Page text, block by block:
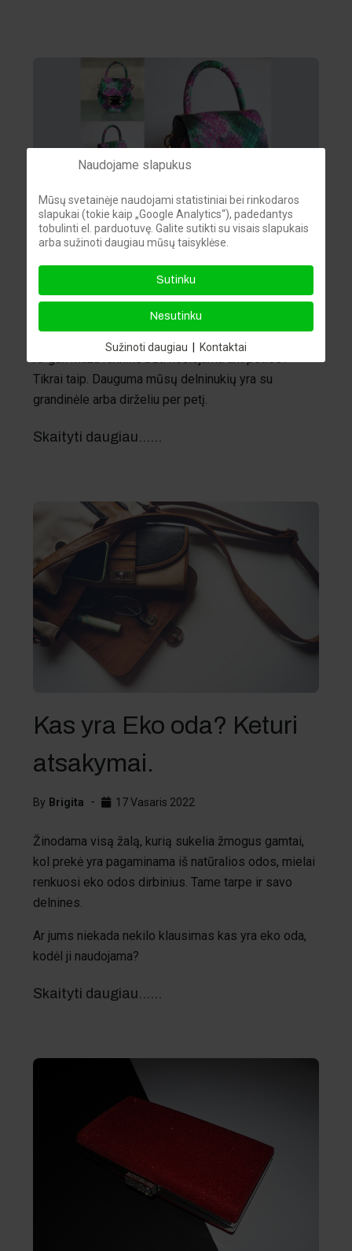
Reikia rankinės per petį?
07 Geg 2022
Ar gali maža rankinė būti nešiojama ant peties?
Tikrai taip. Dauguma mūsų delninukių yra su
grandinėle arba dirželiu per petį.
Skaityti daugiau...…
Kas yra Eko oda? Keturi
atsakymai.
By Brigita 17 Vasaris 2022
Žinodama visą žalą, kurią sukelia žmogus gamtai,
kol prekė yra pagaminama iš natūralios odos, mielai
renkuosi eko odos dirbinius. Tame tarpe ir savo
delnines.
Ar jums niekada nekilo klausimas kas yra eko oda,
kodėl ji naudojama?
Skaityti daugiau...…
Naudojame slapukus
Mūsų svetainėje naudojami statistiniai bei rinkodaros
slapukai (tokie kaip „Google Analytics“), padedantys
tobulinti el. parduotuvę. Galite sutikti su visais slapukais
arba sužinoti daugiau mūsų taisyklėse.
Sutinku
Nesutinku
Sužinoti daugiau | Kontaktai